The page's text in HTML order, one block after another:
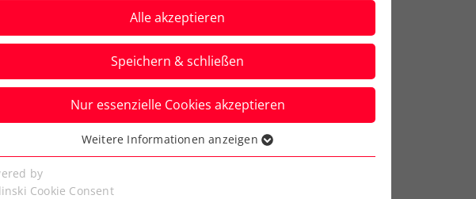
stürmt zu 1.
unter die Top
Alle akzeptieren
Speichern & schließen
Nur essenzielle Cookies akzeptieren
Cookies werden für grundlegende Funktionen der
benötigt. Dadurch ist gewährleistet, dass die Webseite
Weitere Informationen anzeigen
by
Cookie Consent